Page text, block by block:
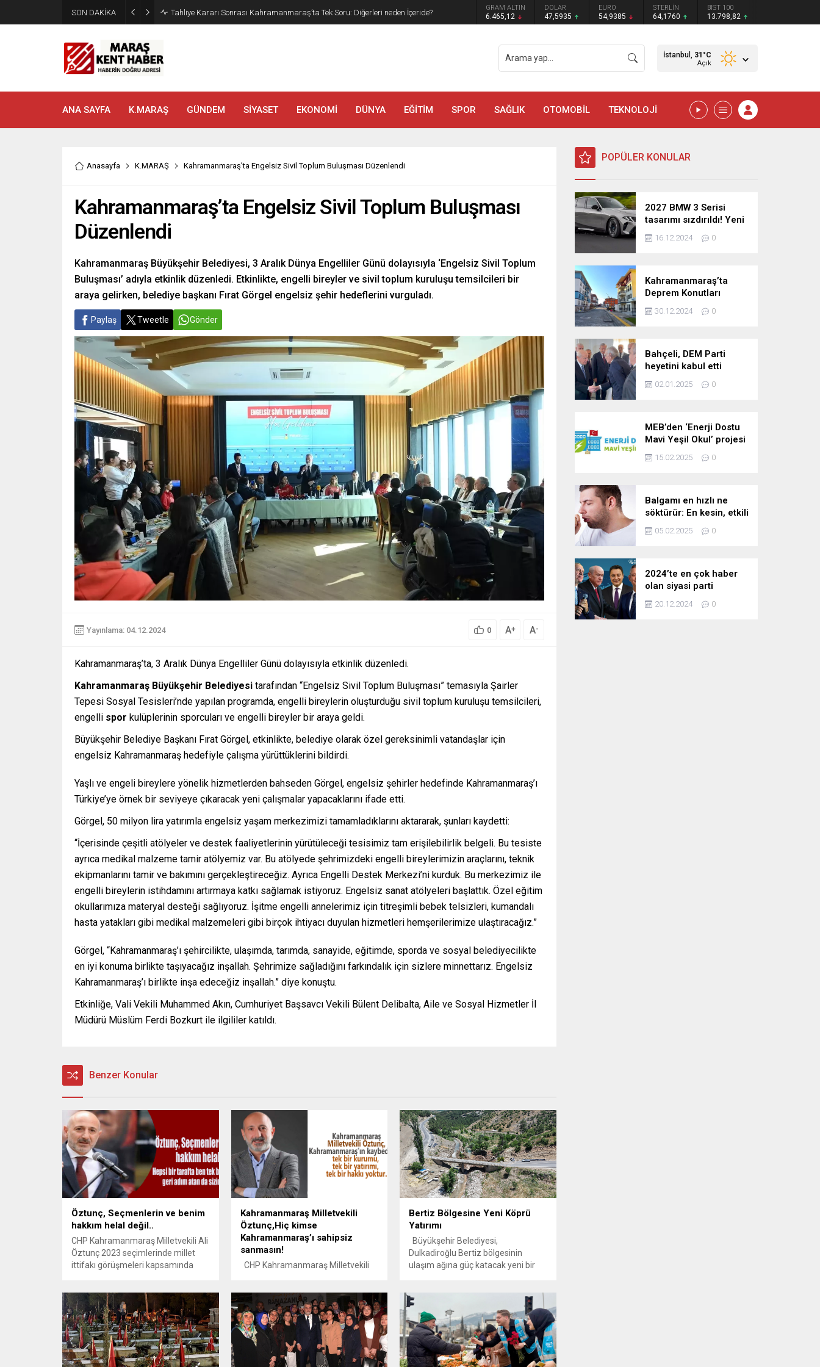
SON DAKİKA Tahliye Kararı Sonrası Kahramanmaraş’ta Tek Soru: Diğerleri neden İçeride? GRAM ALTIN
6.465,12
DOLAR
47,5935
EURO
54,9385
STERLİN
64,1760
BIST 100
13.798,82
İstanbul, 31 °C
Açık
ANA SAYFA K.MARAŞ GÜNDEM SİYASET EKONOMİ DÜNYA EĞİTİM SPOR SAĞLIK OTOMOBİL TEKNOLOJİ
Anasayfa K.MARAŞ Kahramanmaraş’ta Engelsiz Sivil Toplum Buluşması Düzenlendi
Kahramanmaraş’ta Engelsiz Sivil Toplum Buluşması
Düzenlendi
Kahramanmaraş Büyükşehir Belediyesi, 3 Aralık Dünya Engelliler Günü dolayısıyla ‘Engelsiz Sivil Toplum
Buluşması’ adıyla etkinlik düzenledi. Etkinlikte, engelli bireyler ve sivil toplum kuruluşu temsilcileri bir
araya gelirken, belediye başkanı Fırat Görgel engelsiz şehir hedeflerini vurguladı.
Paylaş Tweetle Gönder
Yayınlama: 04.12.2024 0 A+ A-
Kahramanmaraş’ta, 3 Aralık Dünya Engelliler Günü dolayısıyla etkinlik düzenledi.
Kahramanmaraş Büyükşehir Belediyesi tarafından “Engelsiz Sivil Toplum Buluşması” temasıyla Şairler
Tepesi Sosyal Tesisleri’nde yapılan programda, engelli bireylerin oluşturduğu sivil toplum kuruluşu temsilcileri,
engelli spor kulüplerinin sporcuları ve engelli bireyler bir araya geldi.
Büyükşehir Belediye Başkanı Fırat Görgel, etkinlikte, belediye olarak özel gereksinimli vatandaşlar için
engelsiz Kahramanmaraş hedefiyle çalışma yürüttüklerini bildirdi.
Yaşlı ve engeli bireylere yönelik hizmetlerden bahseden Görgel, engelsiz şehirler hedefinde Kahramanmaraş’ı
Türkiye’ye örnek bir seviyeye çıkaracak yeni çalışmalar yapacaklarını ifade etti.
Görgel, 50 milyon lira yatırımla engelsiz yaşam merkezimizi tamamladıklarını aktararak, şunları kaydetti:
“İçerisinde çeşitli atölyeler ve destek faaliyetlerinin yürütüleceği tesisimiz tam erişilebilirlik belgeli. Bu tesiste
ayrıca medikal malzeme tamir atölyemiz var. Bu atölyede şehrimizdeki engelli bireylerimizin araçlarını, teknik
ekipmanlarını tamir ve bakımını gerçekleştireceğiz. Ayrıca Engelli Destek Merkezi’ni kurduk. Bu merkezimiz ile
engelli bireylerin istihdamını artırmaya katkı sağlamak istiyoruz. Engelsiz sanat atölyeleri başlattık. Özel eğitim
okullarımıza materyal desteği sağlıyoruz. İşitme engelli annelerimiz için titreşimli bebek telsizleri, kumandalı
hasta yatakları gibi medikal malzemeleri gibi birçok ihtiyacı duyulan hizmetleri hemşerilerimize ulaştıracağız.”
Görgel, “Kahramanmaraş’ı şehircilikte, ulaşımda, tarımda, sanayide, eğitimde, sporda ve sosyal belediyecilikte
en iyi konuma birlikte taşıyacağız inşallah. Şehrimize sağladığını farkındalık için sizlere minnettarız. Engelsiz
Kahramanmaraş’ı birlikte inşa edeceğiz inşallah.” diye konuştu.
Etkinliğe, Vali Vekili Muhammed Akın, Cumhuriyet Başsavcı Vekili Bülent Delibalta, Aile ve Sosyal Hizmetler İl
Müdürü Müslüm Ferdi Bozkurt ile ilgililer katıldı.
Benzer Konular
Öztunç, Seçmenlerin ve benim
hakkım helal değil..
CHP Kahramanmaraş Milletvekili Ali
Öztunç 2023 seçimlerinde millet
ittifakı görüşmeleri kapsamında
adaylığı Deva’ya verilmişti. İrfan
Karatutlu’da deva adına listemizde
milletvekili adayı olmuştu. Büyük
emeklerle, yıllarca köy köy mahalle
mahalle ev ev yaptığımız
çalışmalarla, partili arkadaşlarımızın
Kahramanmaraş Milletvekili
Öztunç,Hiç kimse
Kahramanmaraş’ı sahipsiz
sanmasın!
CHP Kahramanmaraş Milletvekili
açıklaması yayımladı. Öztunç;
Depremin yaralarını sarmaya
çalışan, yeniden ayağa kalkmak için
mücadele eden Kahramanmaraş,
ne yazık ki hak ettiği yatırımları
almakta zorlanırken şimdi de
Bertiz Bölgesine Yeni Köprü
Yatırımı
Büyükşehir Belediyesi,
Dulkadiroğlu Bertiz bölgesinin
ulaşım ağına güç katacak yeni bir
bulunan yaklaşık yarım asırlık köprü
yerine 43 metre uzunluğunda, 15
metre genişliğinde ve 5 ayaklı
modern köprü inşa edilecek.
Kahramanmaraş Büyükşehir
Belediyesi, şehir genelinde ulaşım
POPÜLER KONULAR
2027 BMW 3 Serisi
tasarımı sızdırıldı! Yeni
nesil sedan’dan
şaşırtıcı yenilikler!
16.12.2024 0
Kahramanmaraş’ta
Deprem Konutları
2025’te Teslim Edilecek
30.12.2024 0
Bahçeli, DEM Parti
heyetini kabul etti
02.01.2025 0
MEB’den ‘Enerji Dostu
Mavi Yeşil Okul’ projesi
15.02.2025 0
Balgamı en hızlı ne
söktürür: En kesin, etkili
ve çabuk balgam
söktürücü kür!
05.02.2025 0
2024’te en çok haber
olan siyasi parti
liderleri! Zirvedeki isim
fark attı
20.12.2024 0